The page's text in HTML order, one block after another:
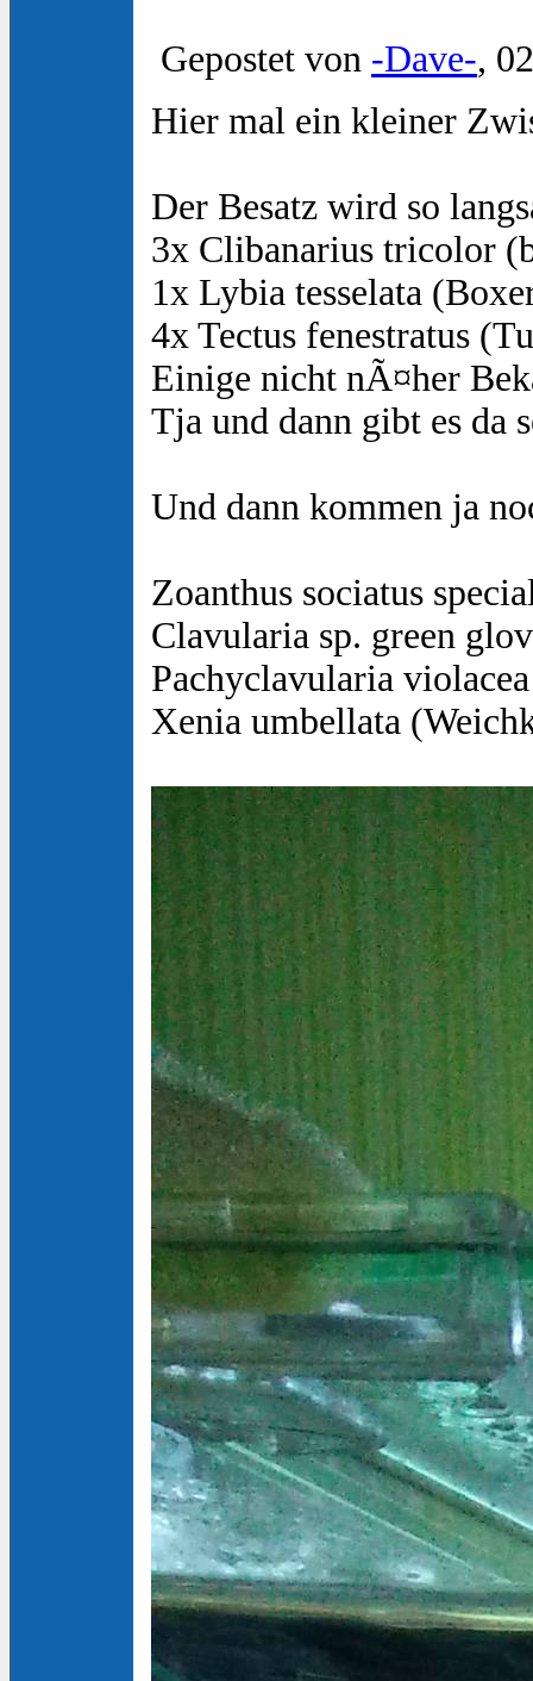
Gepostet von -Dave-,
Hier mal ein kleiner
Der Besatz wird so
3x Clibanarius tricolor
1x Lybia tesselata
4x Tectus fenestratus
Einige nicht nÃ¤her
Tja und dann gibt es da
Und dann kommen ja
Zoanthus sociatus
Clavularia sp. green
Pachyclavularia
Xenia umbellata